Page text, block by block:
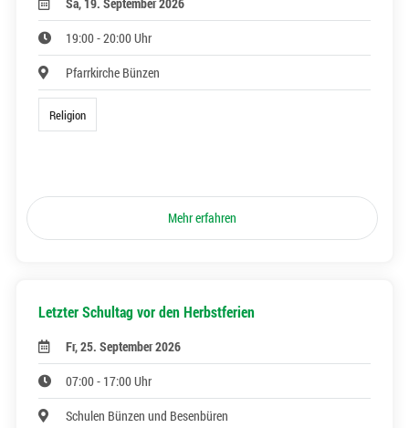
Sa, 19. September 2026
19:00 - 20:00 Uhr
Pfarrkirche Bünzen
Religion
Mehr erfahren
Letzter Schultag vor den Herbstferien
Fr, 25. September 2026
07:00 - 17:00 Uhr
Schulen Bünzen und Besenbüren